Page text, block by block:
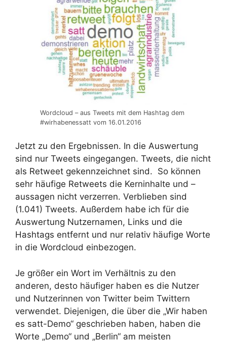
Wordcloud – aus Tweets mit dem Hashtag dem
#wirhabenessatt vom 16.01.2016
Jetzt zu den Ergebnissen. In die Auswertung
sind nur Tweets eingegangen. Tweets, die nicht
als Retweet gekennzeichnet sind. So können
sehr häufige Retweets die Kerninhalte und –
aussagen nicht verzerren. Verblieben sind
(1.041) Tweets. Außerdem habe ich für die
Auswertung Nutzernamen, Links und die
Hashtags entfernt und nur relativ häufige Worte
in die Wordcloud einbezogen.
Je größer ein Wort im Verhältnis zu den
anderen, desto häufiger haben es die Nutzer
und Nutzerinnen von Twitter beim Twittern
verwendet. Diejenigen, die über die „Wir haben
es satt-Demo“ geschrieben haben, haben die
Worte „Demo“ und „Berlin“ am meisten